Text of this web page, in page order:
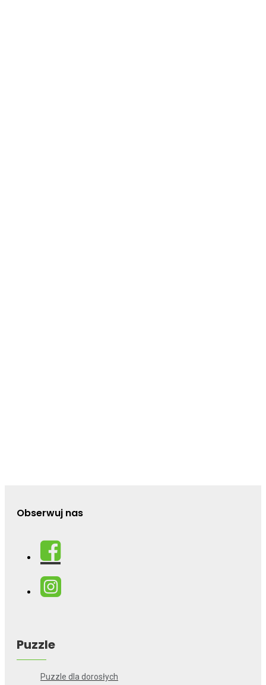
Obserwuj nas
Puzzle
Puzzle dla dorosłych